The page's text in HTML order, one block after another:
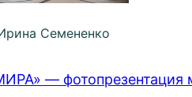
Семененко
— фотопрезентация